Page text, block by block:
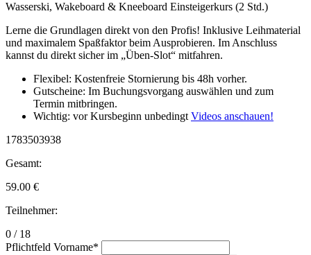
Wasserski, Wakeboard & Kneeboard Einsteigerkurs (2 Std.)
Lerne die Grundlagen direkt von den Profis! Inklusive Leihmaterial
und maximalem Spaßfaktor beim Ausprobieren. Im Anschluss
kannst du direkt sicher im „Üben-Slot“ mitfahren.
Flexibel: Kostenfreie Stornierung bis 48h vorher.
Gutscheine: Im Buchungsvorgang auswählen und zum
Termin mitbringen.
Wichtig: vor Kursbeginn unbedingt Videos anschauen!
1783503938
Gesamt:
59.00 €
Teilnehmer:
0 / 18
Pflichtfeld Vorname*